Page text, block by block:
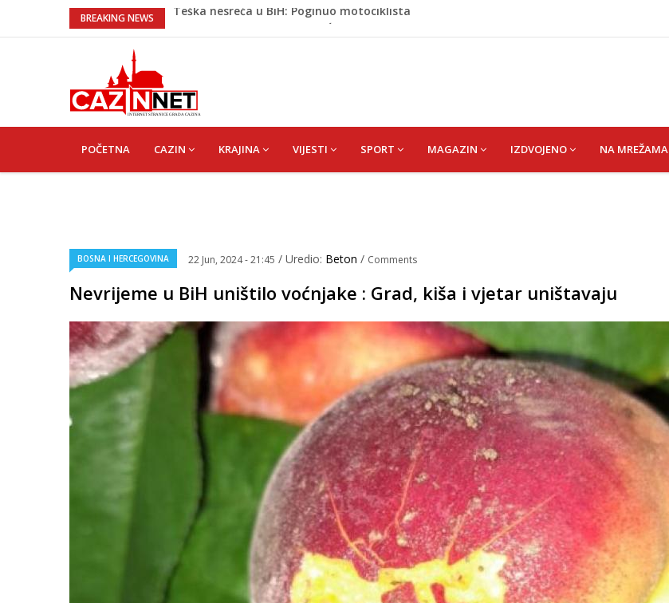
BREAKING NEWS
Na Ahiret preselio HALILOVIĆ (Smajil) SEJAD
Sutra dženaza Hamdiji Šahinoviću iz Bosanske Krupe, kojeg je usmrtila supruga
Teška nesreća u BiH: Poginuo motociklista
NAVIGATION
POČETNA CAZIN KRAJINA VIJESTI SPORT MAGAZIN IZDVOJENO NA MREŽAMA
BOSNA I HERCEGOVINA 22 Jun, 2024 - 21:45 / Uredio: Beton / Comments
Nevrijeme u BiH uništilo voćnjake : Grad, kiša i vjetar uništavaju